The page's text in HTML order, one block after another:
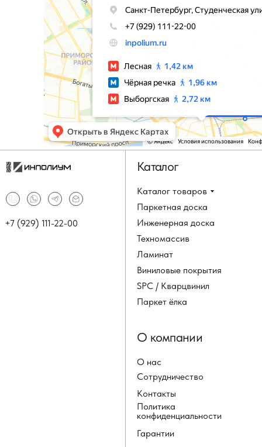
Каталог товаров
Паркетная доска
Инженерная доска
Техномассив
+7 (929) 111-22-00
Каталог
Ламинат
Виниловые покрытия
SPC / Кварцвинил
Паркет ёлка
О нас
Сотрудничество
Контакты
Политика
конфиденциальности
О компании
Гарантии